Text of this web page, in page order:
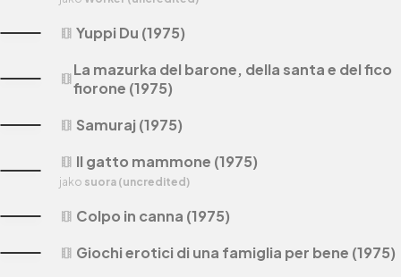
theaters Yuppi Du (1975)
theatersLa mazurka del barone, della santa e del fico
fiorone (1975)
theaters Samuraj (1975)
theaters Il gatto mammone (1975)
jako suora (uncredited)
theaters Colpo in canna (1975)
theaters Giochi erotici di una famiglia per bene (1975)